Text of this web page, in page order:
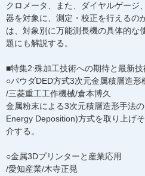
クロメータ、また、ダイヤルゲージ
器を対象に、測定・校正を行えるの
は、対象別に万能測長機の具体的な
題にも解説する。
■特集2:殊加工技術への期待と最新技
○パウダDED方式3次元金属積層造形
/三菱重工工作機械/倉本博久
金属粉末による3次元積層造形手法
Energy Deposition)方式を取り上げ
介する。
○金属3Dプリンターと産業応用
/愛知産業/木寺正晃